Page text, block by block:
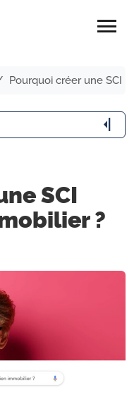
menu
Pourquoi créer une SCI
SCI
?
arrow_menu_close